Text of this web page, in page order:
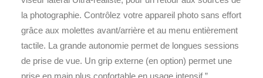
la photographie. Contrôlez votre appareil photo sans effort
grâce aux molettes avant/arrière et au menu entièrement
tactile. La grande autonomie permet de longues sessions
de prise de vue. Un grip externe (en option) permet une
prise en main plus confortable en usage intensif.”